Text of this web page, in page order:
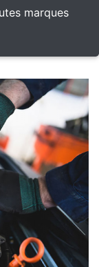
marques